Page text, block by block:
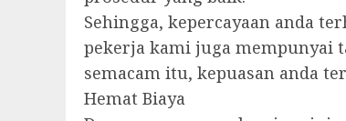
Sehingga, kepercayaan anda
pekerja kami juga mempunyai
semacam itu, kepuasan anda
Hemat Biaya